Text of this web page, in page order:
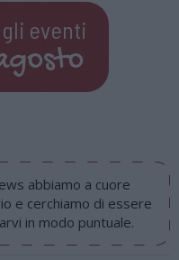
eventi
abbiamo a cuore
e cerchiamo di essere
in modo puntuale.